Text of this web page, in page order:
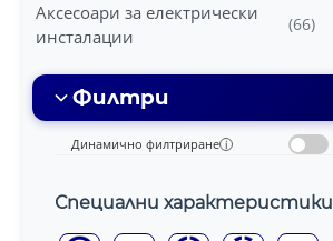
Аксесоари за електрически
инсталации
(66)
Филтри
Динамично филтриране i
Специални характеристики